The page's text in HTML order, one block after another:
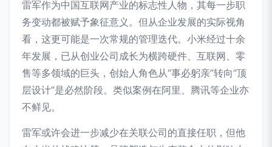
雷军作为中国互联网产业的标志性人物，其每一步职
务变动都被赋予象征意义。但从企业发展的实际视角
看，这更可能是一次常规的管理迭代。小米经过十余
年发展，已从创业公司成长为横跨硬件、互联网、零
售等多领域的巨头，创始人角色从“事必躬亲”转向“顶
层设计”是必然阶段。类似案例在阿里、腾讯等企业亦
不鲜见。
雷军或许会进一步减少在关联公司的直接任职，但他